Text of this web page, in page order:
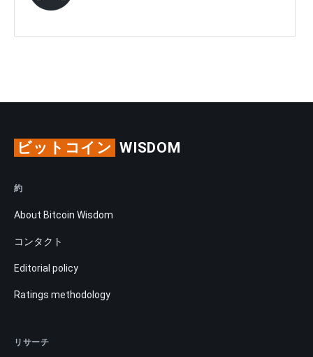
ビットコイン WISDOM
約
About Bitcoin Wisdom
コンタクト
Editorial policy
Ratings methodology
リサーチ